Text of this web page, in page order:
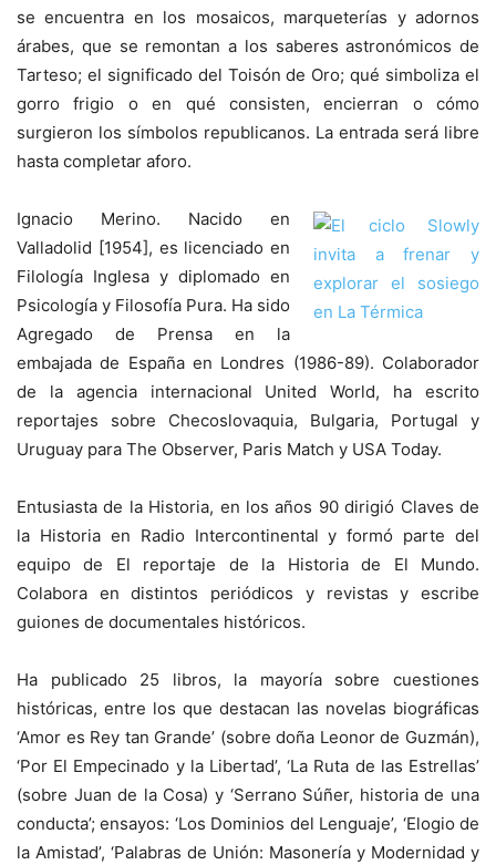
se encuentra en los mosaicos, marqueterías y adornos
árabes, que se remontan a los saberes astronómicos de
Tarteso; el significado del Toisón de Oro; qué simboliza el
gorro frigio o en qué consisten, encierran o cómo
surgieron los símbolos republicanos. La entrada será libre
hasta completar aforo.
Ignacio Merino. Nacido en
Valladolid [1954], es licenciado en
Filología Inglesa y diplomado en
Psicología y Filosofía Pura. Ha sido
Agregado de Prensa en la
embajada de España en Londres (1986-89). Colaborador
de la agencia internacional United World, ha escrito
reportajes sobre Checoslovaquia, Bulgaria, Portugal y
Uruguay para The Observer, Paris Match y USA Today.
Entusiasta de la Historia, en los años 90 dirigió Claves de
la Historia en Radio Intercontinental y formó parte del
equipo de El reportaje de la Historia de El Mundo.
Colabora en distintos periódicos y revistas y escribe
guiones de documentales históricos.
Ha publicado 25 libros, la mayoría sobre cuestiones
históricas, entre los que destacan las novelas biográficas
‘Amor es Rey tan Grande’ (sobre doña Leonor de Guzmán),
‘Por El Empecinado y la Libertad’, ‘La Ruta de las Estrellas’
(sobre Juan de la Cosa) y ‘Serrano Súñer, historia de una
conducta’; ensayos: ‘Los Dominios del Lenguaje’, ‘Elogio de
la Amistad’, ‘Palabras de Unión: Masonería y Modernidad y